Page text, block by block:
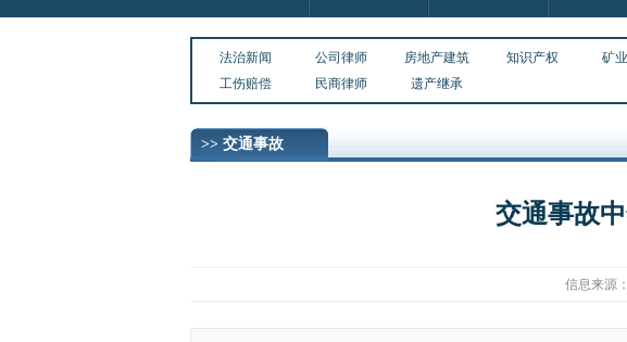
法治新闻 公司律师 房地产建筑 知识产权 矿
工伤赔偿
民商律师 遗产继承
>> 交通事故
交通事故
信息来源：